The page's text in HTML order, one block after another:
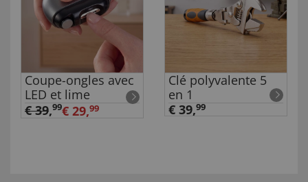
Coupe-ongles avec
LED et lime
€ 39,99€ 29,99
Clé polyvalente 5
en 1
€ 39,99